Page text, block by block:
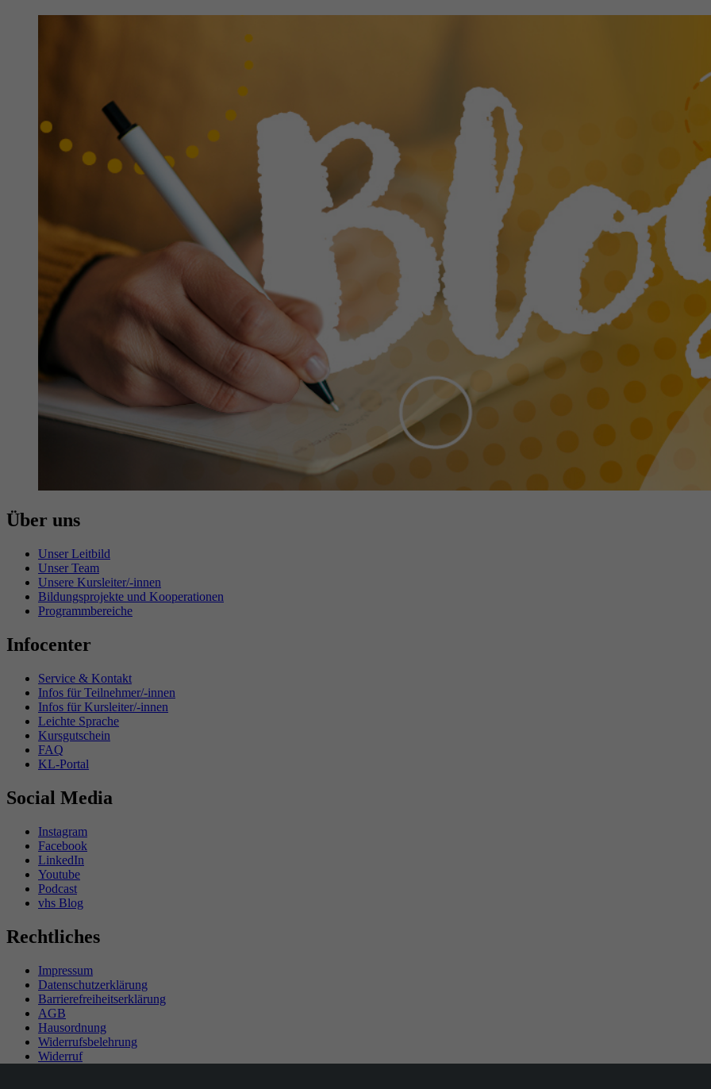
Über uns
Unser Leitbild
Unser Team
Unsere Kursleiter/-innen
Bildungsprojekte und Kooperationen
Programmbereiche
Infocenter
Service & Kontakt
Infos für Teilnehmer/-innen
Infos für Kursleiter/-innen
Leichte Sprache
Kursgutschein
FAQ
KL-Portal
Social Media
Instagram
Facebook
LinkedIn
Youtube
Podcast
vhs Blog
Rechtliches
Impressum
Datenschutzerklärung
Barrierefreiheitserklärung
AGB
Hausordnung
Widerrufsbelehrung
Widerruf